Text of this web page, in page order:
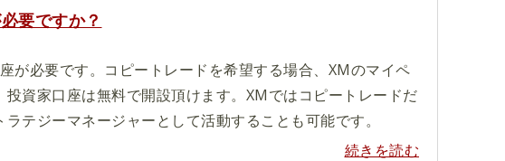
要ですか？
が必要です。コピートレードを希望する場合、XMのマイペ
資家口座は無料で開設頂けます。XMではコピートレードだ
テジーマネージャーとして活動することも可能です。
続きを読む